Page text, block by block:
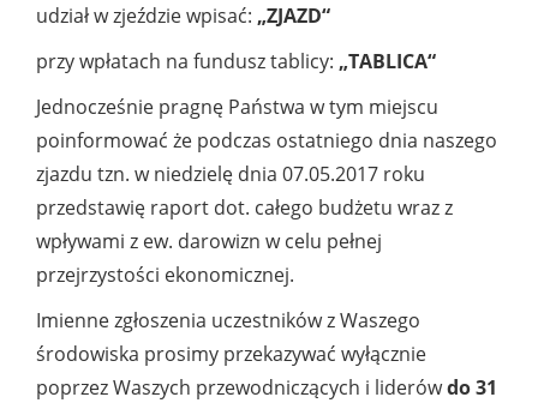
udział w zjeździe wpisać: „ZJAZD“
przy wpłatach na fundusz tablicy: „TABLICA“
Jednocześnie pragnę Państwa w tym miejscu
poinformować że podczas ostatniego dnia naszego
zjazdu tzn. w niedzielę dnia 07.05.2017 roku
przedstawię raport dot. całego budżetu wraz z
wpływami z ew. darowizn w celu pełnej
przejrzystości ekonomicznej.
Imienne zgłoszenia uczestników z Waszego
środowiska prosimy przekazywać wyłącznie
poprzez Waszych przewodniczących i liderówdo 31